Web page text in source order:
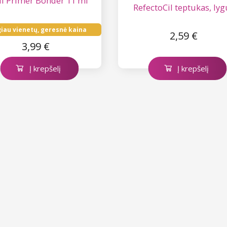
vienetų, geresnė kaina
3,99 €
Į krepšelį
RefectoCil teptukas,
2,59 €
Į krepšelį